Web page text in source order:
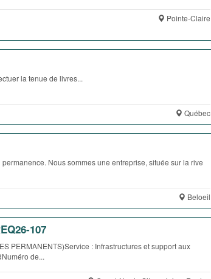
Pointe-Claire
la tenue de livres...
Québec
Nous sommes une entreprise, située sur la rive
Beloeil
107
PERMANENTS)Service : Infrastructures et support aux
de...